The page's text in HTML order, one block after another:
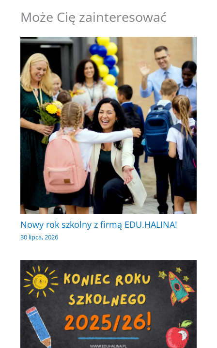
Może Cię zainteresować
Nowy rok szkolny z firmą EDU.HALINA!
30 lipca, 2026